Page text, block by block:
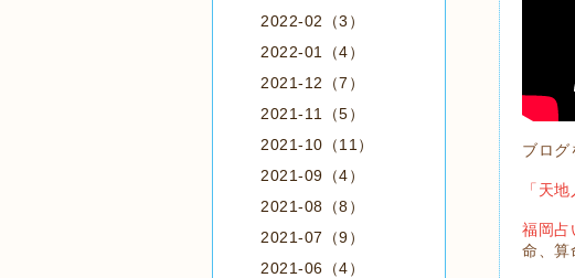
ブログ
「天
福岡占
命、算
2022-02（3）
2022-01（4）
2021-12（7）
2021-11（5）
2021-10（11）
2021-09（4）
2021-08（8）
2021-07（9）
2021-06（4）